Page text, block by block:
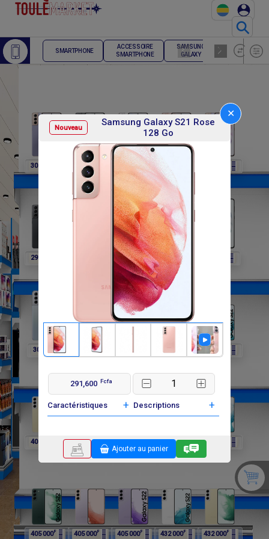
⚲
Nouveau
Samsung Galaxy S21 Rose
128 Go
✕
291,600 Fcfa
Caractéristiques + Descriptions +
Ajouter au panier
SMARTPHONE
ACCESSOIRE
SMARTPHONE
SAMSUNG
GALAXY
TELEPHONE
FIXE
307 800 307 800 307 800
291 600 291 600F 302 400 F
302 400F 297 000F 405 000
405 000 405 000 F F 405 000F 405 000
405 000F 405 000F 405 000F 432 000F 432 000F